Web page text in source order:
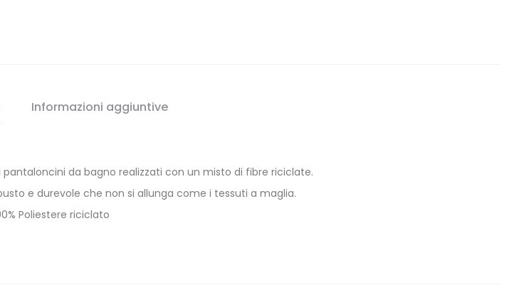
Informazioni aggiuntive
da bagno realizzati con un misto di fibre riciclate.
e durevole che non si allunga come i tessuti a maglia.
Poliestere riciclato